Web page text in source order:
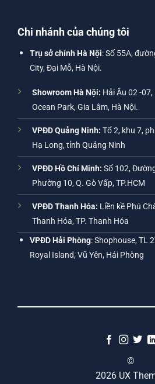
Chi nhánh của chúng tôi
Trụ sở chính Hà Nội: Số 55A,
City, Đại Mỗ, Hà Nội.
Showroom Hà Nội: Hải Âu 02 -
Ocean Park, Gia Lâm, Hà Nội.
VPĐD Quảng Ninh: Tổ 2, khu 7,
Hạ Long, tỉnh Quảng Ninh
VPĐD Hồ Chí Minh: Số 102,
Phường 10, Q. Gò Vấp, TP.HCM
VPĐD Thanh Hóa: Liền kề Phú
Thanh Hóa, TP. Thanh Hóa
VPĐD Hải Phòng: Shophouse, TL
Royal Island, Vũ Yên, Hải Phòng
©
2026 UX